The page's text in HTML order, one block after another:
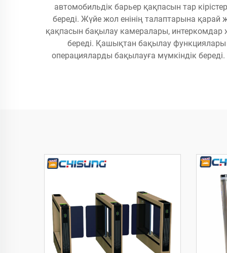
автомобильдік барьер қақпасын тар
береді. Жүйе жол енінің талаптарына қарай
қақпасын бақылау камералары, интеркомдар
береді. Қашықтан бақылау
операцияларды бақылауға мүмкіндік